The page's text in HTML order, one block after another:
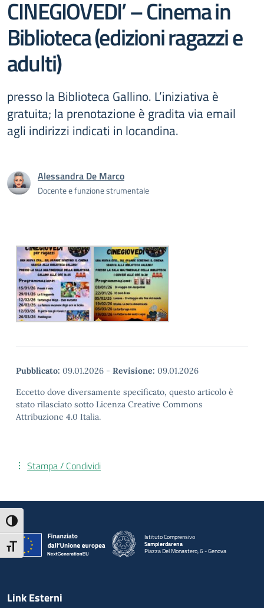
Attiva/disattiva alto contrasto
Attiva/disattiva dimensione testo
CINEGIOVEDI’ – Cinema in
Biblioteca (edizioni ragazzi e
adulti)
presso la Biblioteca Gallino. L’iniziativa è
gratuita; la prenotazione è gradita via email
agli indirizzi indicati in locandina.
Alessandra De Marco
Docente e funzione strumentale
Pubblicato: 09.01.2026 - Revisione: 09.01.2026
Eccetto dove diversamente specificato, questo articolo è
stato rilasciato sotto Licenza Creative Commons
Attribuzione 4.0 Italia.
Stampa / Condividi
Istituto Comprensivo
Sampierdarena
Piazza Del Monastero, 6 - Genova
— Visita la pagina iniziale della scuola
Link Esterni